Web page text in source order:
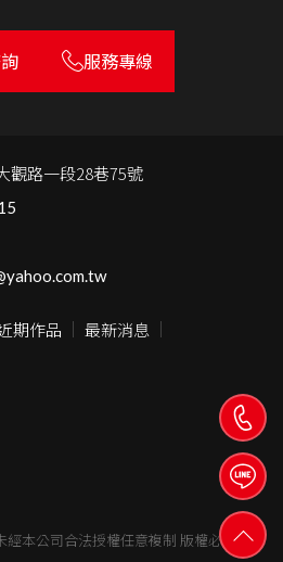
服務專線
觀路一段28巷75號
期作品
最新消息
經本公司合法授權任意複制 版權必究